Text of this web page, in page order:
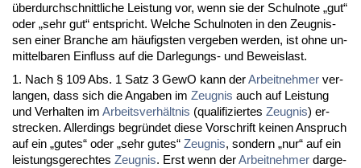
über­durch­schnitt­li­che Leis­tung vor, wenn sie der Schul­no­te „gut“
oder „sehr gut“ ent­spricht. Wel­che Schul­no­ten in den Zeug­nis­
sen ei­ner Bran­che am häufigs­ten ver­ge­ben wer­den, ist oh­ne un­
mit­tel­ba­ren Ein­fluss auf die Dar­le­gungs- und Be­weis­last.
1. Nach § 109 Abs. 1 Satz 3 Ge­wO kann derAr­beit­neh­mer ver­
lan­gen, dass sich die An­ga­ben im Zeug­nis auch auf Leis­tung
und Ver­hal­ten im Ar­beits­verhält­nis (qua­li­fi­zier­tes Zeug­nis) er­
stre­cken. Al­ler­dings be­gründet die­se Vor­schrift kei­nen An­spruch
auf ein „gu­tes“ oder „sehr gu­tes“ Zeug­nis, son­dern „nur“ auf ein
leis­tungs­ge­rech­tes Zeug­nis. Erst wenn derAr­beit­neh­mer dar­ge­